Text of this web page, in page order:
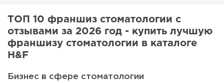
ТОП 10 франшиз стоматологии с
отзывами за 2026 год - купить лучшую
франшизу стоматологии в каталоге
H&F
Бизнес в сфере стоматологии